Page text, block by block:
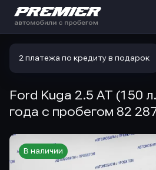
2 платежа по кредиту в подарок
Ford Kuga 2.5 AT (150
года с пробегом 82
В наличии